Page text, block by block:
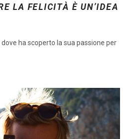
LA FELICITÀ È UN’IDEA
dove ha scoperto la sua passione per